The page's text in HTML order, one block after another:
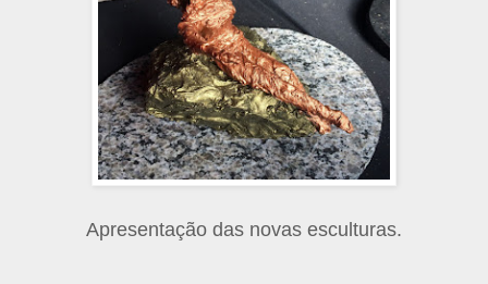
Apresentação das novas esculturas.